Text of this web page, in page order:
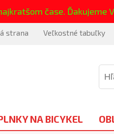
čase. Ďakujeme
strana Veľkostné tabuľky
NA BICYKEL